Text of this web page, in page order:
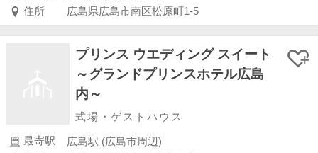
住所
広島県広島市南区松原町1-5
プリンス ウエディング スイート
～グランドプリンスホテル広島
内～
式場・ゲストハウス
最寄駅
広島駅 (広島市周辺)